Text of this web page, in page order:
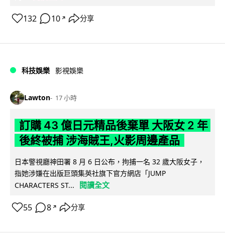
132 10 ↗ 分享
科技娛樂 影視娛樂
Lawton 17 小時
訂購 43 億日元精品後棄單 大阪女 2 年
後終被捕 涉海賊王,火影周邊產品
日本警視廳神田署 8 月 6 日公布，拘捕一名 32 歲大阪女子，
指她涉嫌在出版巨頭集英社旗下官方網店「JUMP
CHARACTERS ST...
閱讀全文
55 8 ↗ 分享